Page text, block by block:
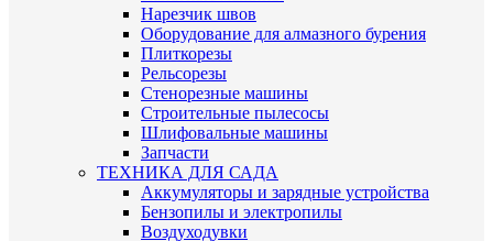
Нарезчик швов
Оборудование для алмазного бурения
Плиткорезы
Рельсорезы
Стенорезные машины
Строительные пылесосы
Шлифовальные машины
Запчасти
ТЕХНИКА ДЛЯ САДА
Аккумуляторы и зарядные устройства
Бензопилы и электропилы
Воздуходувки